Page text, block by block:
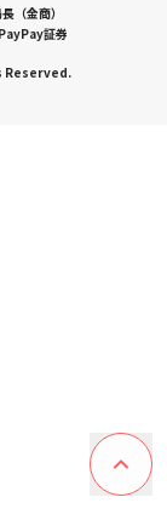
（金商）
証券
Reserved.